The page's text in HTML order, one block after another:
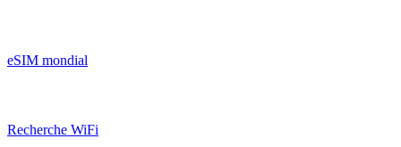
eSIM mondial
Recherche WiFi